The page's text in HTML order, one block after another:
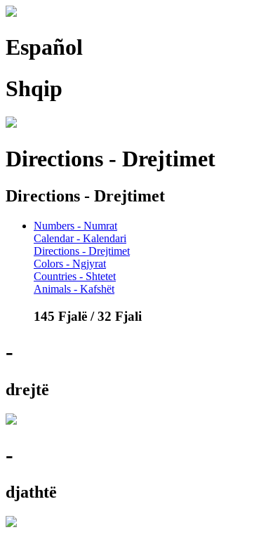
Español
Shqip
Directions - Drejtimet
Directions - Drejtimet
Numbers - Numrat
Calendar - Kalendari
Directions - Drejtimet
Colors - Ngjyrat
Countries - Shtetet
Animals - Kafshët
145 Fjalë / 32 Fjali
-
drejtë
-
djathtë